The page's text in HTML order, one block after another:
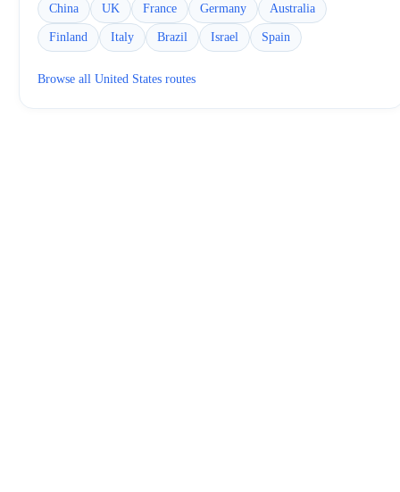
China UK France Germany Australia
Finland Italy Brazil Israel Spain
Browse all United Statesroutes